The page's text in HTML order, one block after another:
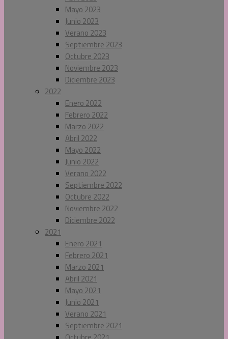
Mayo 2023
Junio 2023
Verano 2023
Septiembre 2023
Octubre 2023
Noviembre 2023
Diciembre 2023
2022
Enero 2022
Febrero 2022
Marzo 2022
Abril 2022
Mayo 2022
Junio 2022
Verano 2022
Septiembre 2022
Octubre 2022
Noviembre 2022
Diciembre 2022
2021
Enero 2021
Febrero 2021
Marzo 2021
Abril 2021
Mayo 2021
Junio 2021
Verano 2021
Septiembre 2021